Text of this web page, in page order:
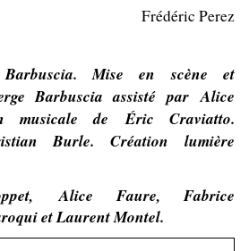
Frédéric Perez
Barbuscia.Mise en scène et
Barbuscia assisté parAlice
musicale deÉric Craviatto.
Burle.Création lumière
Alice Faure, Fabrice
et Laurent Montel.